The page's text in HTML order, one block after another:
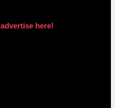
advertise here!